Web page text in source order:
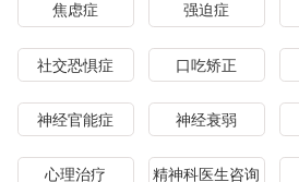
焦虑症 强迫症
社交恐惧症 口吃矫正
神经官能症 神经衰弱
心理治疗 精神科医生咨询